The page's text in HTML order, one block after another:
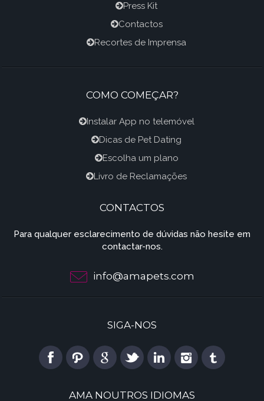
Press Kit
Contactos
Recortes de Imprensa
COMO COMEÇAR?
Instalar App no telemóvel
Dicas de Pet Dating
Escolha um plano
Livro de Reclamações
CONTACTOS
Para qualquer esclarecimento de dúvidas não hesite em
contactar-nos.
info@amapets.com
SIGA-NOS
AMA NOUTROS IDIOMAS